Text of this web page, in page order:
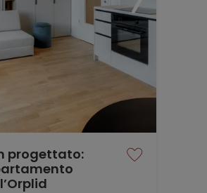
progettato: